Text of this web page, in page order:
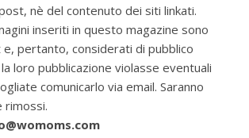
nè del contenuto dei siti linkati.
inseriti in questo magazine sono
pertanto, considerati di pubblico
loro pubblicazione violasse eventuali
comunicarlo via email. Saranno
rimossi.